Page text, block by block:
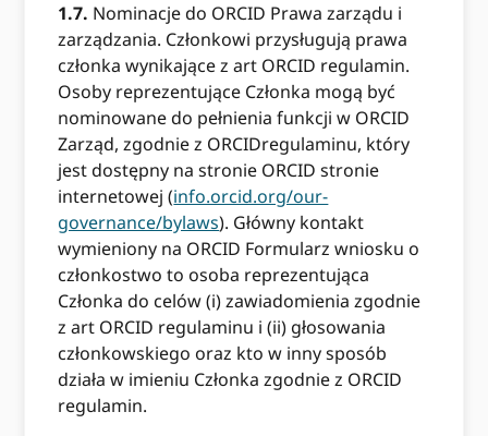
1.7. Nominacje do ORCID Prawa zarządu i
zarządzania. Członkowi przysługują prawa
członka wynikające z art ORCID regulamin.
Osoby reprezentujące Członka mogą być
nominowane do pełnienia funkcji w ORCID
Zarząd, zgodnie z ORCIDregulaminu, który
jest dostępny na stronie ORCID stronie
internetowej (info.orcid.org/our-
governance/bylaws). Główny kontakt
wymieniony na ORCID Formularz wniosku o
członkostwo to osoba reprezentująca
Członka do celów (i) zawiadomienia zgodnie
z art ORCID regulaminu i (ii) głosowania
członkowskiego oraz kto w inny sposób
działa w imieniu Członka zgodnie z ORCID
regulamin.